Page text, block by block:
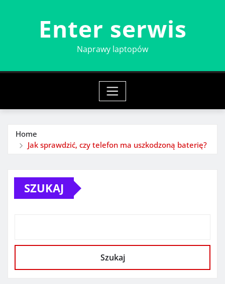
Enter serwis
Naprawy laptopów
Home
Jak sprawdzić, czy telefon ma uszkodzoną baterię?
SZUKAJ
Szukaj